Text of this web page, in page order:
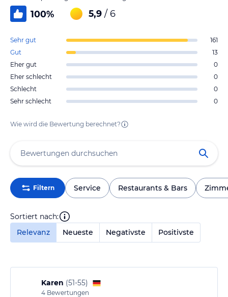
100% 5,9 / 6
Sehr gut
161
Gut
13
Eher gut
0
Eher schlecht
0
Schlecht
0
Sehr schlecht
0
Wie wird die Bewertung berechnet?
Filtern Service Restaurants & Bars
Sortiert nach:
Relevanz
Neueste Negativste Positivste
Karen (51-55)
4 Bewertungen